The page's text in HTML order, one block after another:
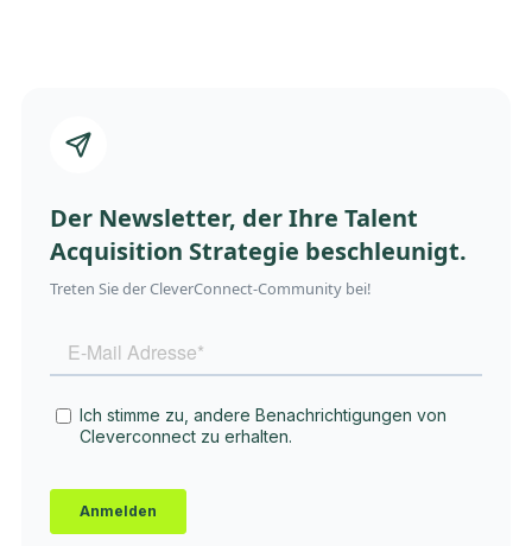
Der Newsletter, der Ihre Talent
Acquisition Strategie beschleunigt.
Treten Sie der CleverConnect-Community bei!